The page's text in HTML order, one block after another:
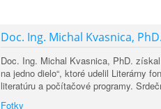
Doc. Ing. Michal Kvasnica,
Doc. Ing. Michal Kvasnica, PhD.
na jedno dielo“, ktoré udelil Literárny
literatúru a počítačové programy.
Fotky